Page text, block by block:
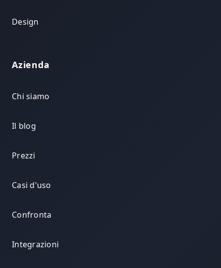
Design
Azienda
Chi siamo
Il blog
Prezzi
Casi d'uso
Confronta
Integrazioni